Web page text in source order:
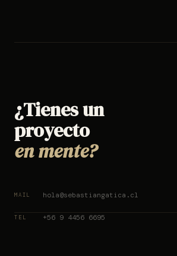
¿Tienes un
proyecto
en mente?
MAIL hola@sebastiangatica.cl
TEL +56 9 4456 6695